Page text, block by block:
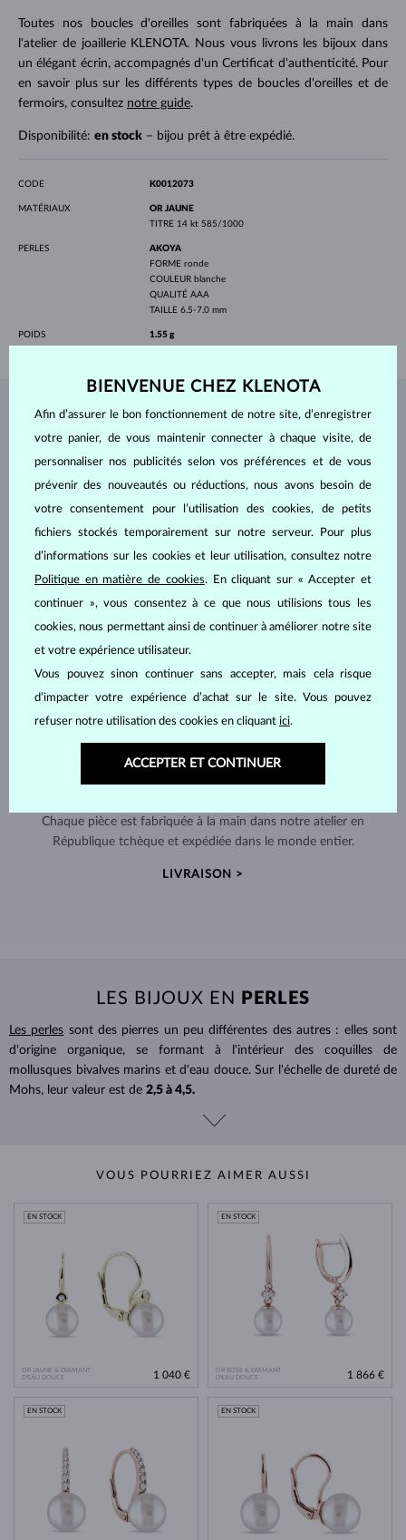
Toutes nos boucles d'oreilles sont fabriquées à la main dans
l'atelier de joaillerie KLENOTA. Nous vous livrons les bijoux dans
un élégant écrin, accompagnés d'un Certificat d'authenticité. Pour
en savoir plus sur les différents types de boucles d'oreilles et de
fermoirs, consultez notre guide.
Disponibilité: en stock– bijou prêt à être expédié.
CODE K0012073
MATÉRIAUX
OR JAUNE
TITRE 14 kt 585/1000
PERLES
AKOYA
FORME ronde
COULEUR blanche
QUALITÉ AAA
TAILLE 6.5-7.0 mm
POIDS 1.55 g
BIJOUX DEL'ATELIER KLENOTA
Chaque pièce est fabriquée à la main dans notre atelier en
République tchèque et expédiée dans le monde entier.
LIVRAISON >
LES BIJOUX EN PERLES
Les perles sont des pierres un peu différentes des autres : elles sont
d'origine organique, se formant à l'intérieur des coquilles de
mollusques bivalves marins et d'eau douce. Sur l'échelle de dureté de
Mohs, leur valeur est de 2,5 à 4,5.
VOUS POURRIEZ AIMER AUSSI
OR JAUNE & DIAMANT
D'EAU DOUCE
EN STOCK
1 040 €
OR ROSE & DIAMANT
D'EAU DOUCE
EN STOCK
1 866 €
EN STOCK EN STOCK
BIENVENUE CHEZ KLENOTA
Afin d’assurer le bon fonctionnement de notre site, d’enregistrer
votre panier, de vous maintenir connecter à chaque visite, de
personnaliser nos publicités selon vos préférences et de vous
prévenir des nouveautés ou réductions, nous avons besoin de
votre consentement pour l’utilisation des cookies, de petits
fichiers stockés temporairement sur notre serveur. Pour plus
d’informations sur les cookies et leur utilisation, consultez notre
Politique en matière de cookies. En cliquant sur « Accepter et
continuer », vous consentez à ce que nous utilisions tous les
cookies, nous permettant ainsi de continuer à améliorer notre site
et votre expérience utilisateur.
Vous pouvez sinon continuer sans accepter, mais cela risque
d’impacter votre expérience d’achat sur le site. Vous pouvez
refuser notre utilisation des cookies en cliquant ici.
ACCEPTER ET CONTINUER